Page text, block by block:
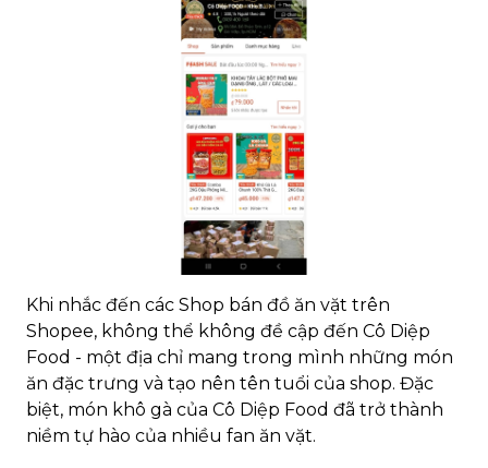
Khi nhắc đến các Shop bán đồ ăn vặt trên
Shopee, không thể không đề cập đến Cô Diệp
Food - một địa chỉ mang trong mình những món
ăn đặc trưng và tạo nên tên tuổi của shop. Đặc
biệt, món khô gà của Cô Diệp Food đã trở thành
niềm tự hào của nhiều fan ăn vặt.